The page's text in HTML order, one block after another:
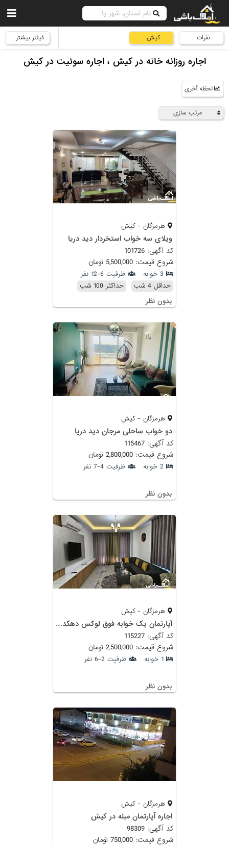
نفرات کیش فیلتر بیشتر
اجاره روزانه خانه در کیش ، اجاره سوئیت در کیش
لحظه آخری
مرتب سازی
هرمزگان - کیش
ویلای سه خواب استخردار دید دریا
کد آگهی: 101726
شروع قیمت: 5,500,000 تومان
3 خوابه
ظرفیت 6-12 نفر
حداقل 4 شب
حداکثر 100 شب
بدون نظر
هرمزگان - کیش
دو خواب ساحلی مرجان دید دریا
کد آگهی: 115467
شروع قیمت: 2,800,000 تومان
2 خوابه ظرفیت 4-7 نفر
بدون نظر
هرمزگان - کیش
آپارتمان یک خوابه فوق لوکس دهکده ساحلی
کد آگهی: 115227
شروع قیمت: 2,500,000 تومان
1 خوابه ظرفیت 2-6 نفر
بدون نظر
هرمزگان - کیش
اجاره آپارتمان مبله در کیش
کد آگهی: 98309
شروع قیمت: 750,000 تومان